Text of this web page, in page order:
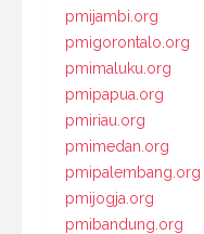
pmijambi.org
pmigorontalo.org
pmimaluku.org
pmipapua.org
pmiriau.org
pmimedan.org
pmipalembang.org
pmijogja.org
pmibandung.org